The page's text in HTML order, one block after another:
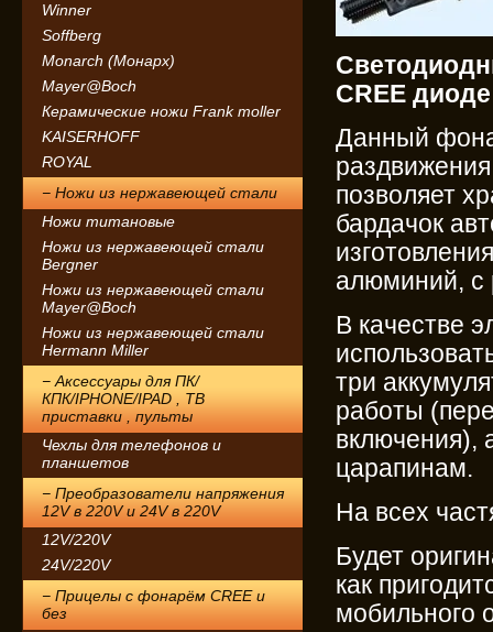
Winner
Soffberg
Monarch (Монарх)
Mayer@Boch
Керамические ножи Frank moller
KAISERHOFF
ROYAL
− Ножи из нержавеющей стали
Ножи титановые
Ножи из нержавеющей стали
Bergner
Ножи из нержавеющей стали
Mayer@Boch
Ножи из нержавеющей стали
Hermann Miller
− Аксессуары для ПК/
КПК/IPHONE/IPAD , ТВ
приставки , пульты
Чехлы для телефонов и
планшетов
− Преобразователи напряжения
12V в 220V и 24V в 220V
12V/220V
24V/220V
− Прицелы с фонарём CREE и
без
CREE
Данный
позволяет
бардачок
алюминий, с
В качестве
три
работы
включения),
царапинам.
На всех
Будет
как
мобильного